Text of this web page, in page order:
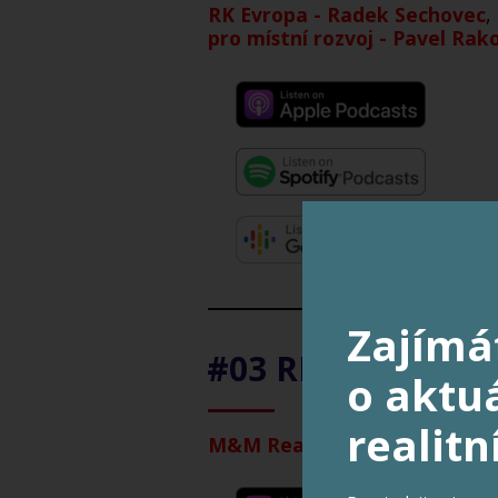
RK Evropa - Radek Sechovec,
pro místní rozvoj - Pavel
#03 REALITNÍ
M&M Reality - Petr Morcinek
o